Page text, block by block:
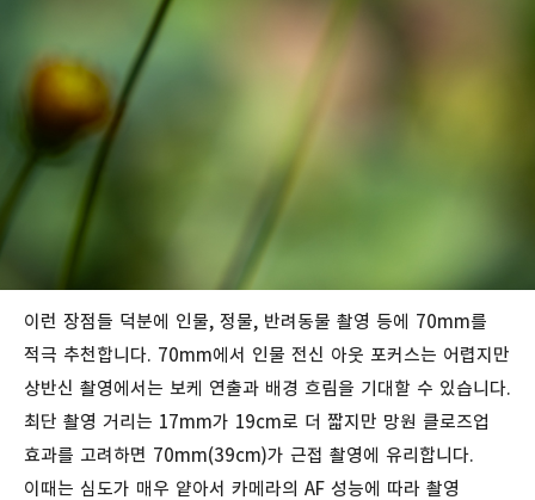
이런 장점들 덕분에 인물, 정물, 반려동물 촬영 등에 70mm를
적극 추천합니다. 70mm에서 인물 전신 아웃 포커스는 어렵지만
상반신 촬영에서는 보케 연출과 배경 흐림을 기대할 수 있습니다.
최단 촬영 거리는 17mm가 19cm로 더 짧지만 망원 클로즈업
효과를 고려하면 70mm(39cm)가 근접 촬영에 유리합니다.
이때는 심도가 매우 얕아서 카메라의 AF 성능에 따라 촬영